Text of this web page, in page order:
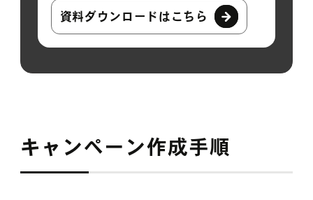
資料ダウンロードはこちら
キャンペーン作成手順